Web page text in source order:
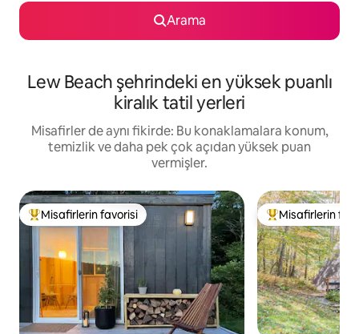
Arama
Lew Beach şehrindeki en yüksek puanlı
kiralık tatil yerleri
Misafirler de aynı fikirde: Bu konaklamalara konum,
temizlik ve daha pek çok açıdan yüksek puan
vermişler.
Misafirlerin favorilerinden en beğenilenler arasında
Misafirlerin favorisi Misafirlerin
Misafirlerin